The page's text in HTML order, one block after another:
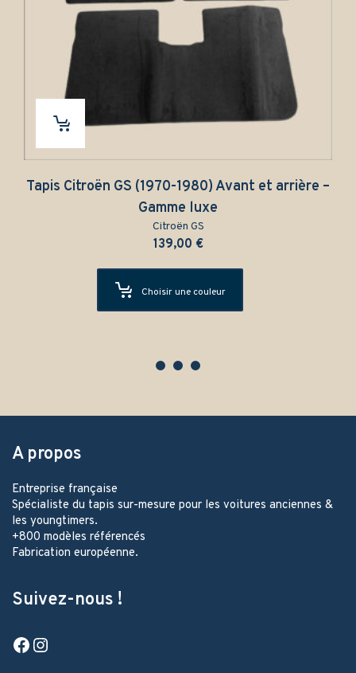
Tapis Citroën GS (1970-1980) Avant et arrière –
Gamme luxe
Citroën GS
139,00 €
Choisir une couleur
A propos
Entreprise française
Spécialiste du tapis sur-mesure pour les voitures anciennes &
les youngtimers.
+800 modèles référencés
Fabrication européenne.
Suivez-nous !
Facebook